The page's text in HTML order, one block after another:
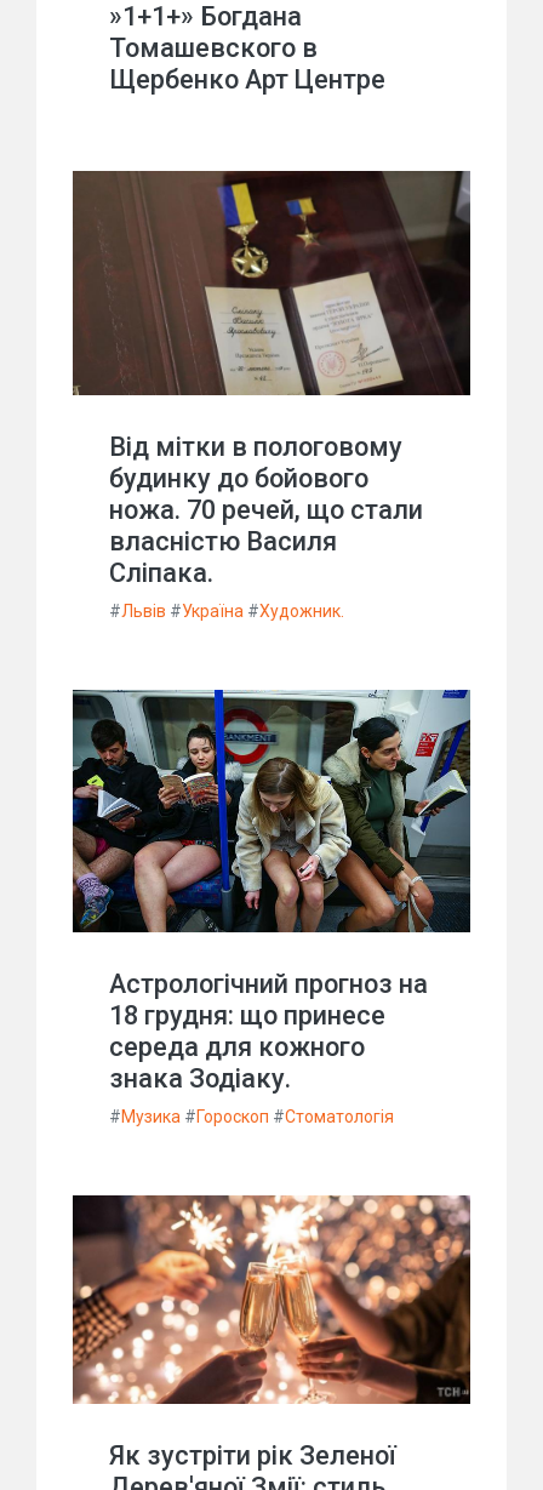
»1+1+» Богдана
Томашевского в
Щербенко Арт Центре
Від мітки в пологовому
будинку до бойового
ножа. 70 речей, що стали
власністю Василя
Сліпака.
#Львів #Україна #Художник.
Астрологічний прогноз на
18 грудня: що принесе
середа для кожного
знака Зодіаку.
#Музика #Гороскоп #Стоматологія
Як зустріти рік Зеленої